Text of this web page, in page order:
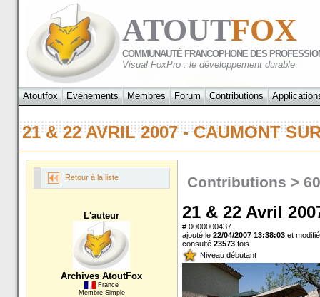
ATOUTFOX
COMMUNAUTÉ FRANCOPHONE DES
Visual FoxPro : le développement durable
Atoutfox Evénements Membres Forum Contributions
21 & 22 AVRIL 2007 - CAUMONT
Retour à la liste
L'auteur
Archives AtoutFox
France
Membre Simple
Contributions >
21 & 22 Avril
# 0000000437
ajouté le 22/04/2007 13:38:03et
consulté 23573fois
Niveau débutant